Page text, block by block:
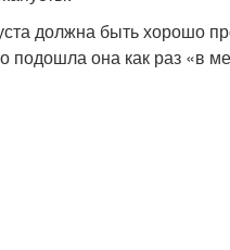
должна быть хорошо
подошла она как раз «в